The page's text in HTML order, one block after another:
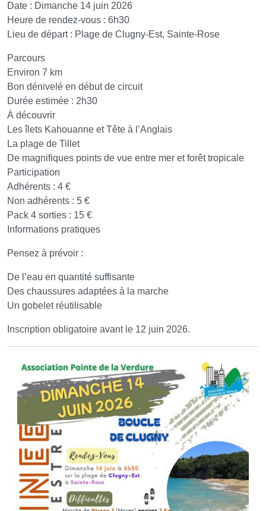
Date : Dimanche 14 juin 2026
Heure de rendez-vous : 6h30
Lieu de départ : Plage de Clugny-Est, Sainte-Rose
Parcours
Environ 7 km
Bon dénivelé en début de circuit
Durée estimée : 2h30
À découvrir
Les îlets Kahouanne et Tête à l’Anglais
La plage de Tillet
De magnifiques points de vue entre mer et forêt tropicale
Participation
Adhérents : 4 €
Non adhérents : 5 €
Pack 4 sorties : 15 €
Informations pratiques
Pensez à prévoir :
De l’eau en quantité suffisante
Des chaussures adaptées à la marche
Un gobelet réutilisable
Inscription obligatoire avant le 12 juin 2026.